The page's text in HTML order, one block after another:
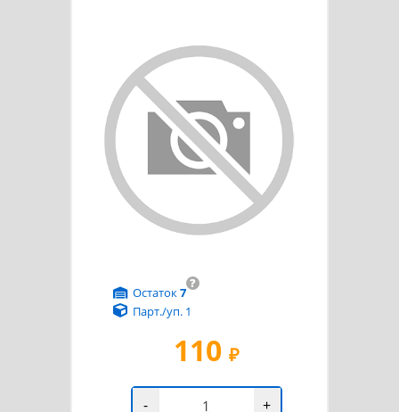
110 ₽
?
Остаток7
Парт./уп. 1
- +